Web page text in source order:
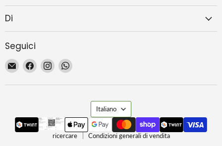
Di
Seguici
Email
Magie
Trovaci
Facebook
Trovaci
Instagram
Trovaci
WhatsApp
Lingua
Italiano
ricercare Condizioni generali di vendita